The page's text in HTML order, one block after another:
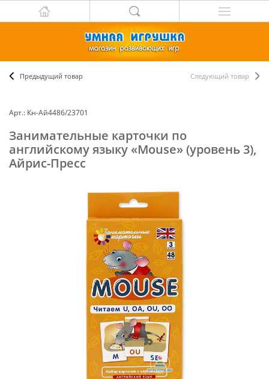
Предыдущий товар Следующий товар
Арт.: Кн-Ай4486/23701
Занимательные карточки по
английскому языку «Mouse» (уровень 3),
Айрис-Пресс